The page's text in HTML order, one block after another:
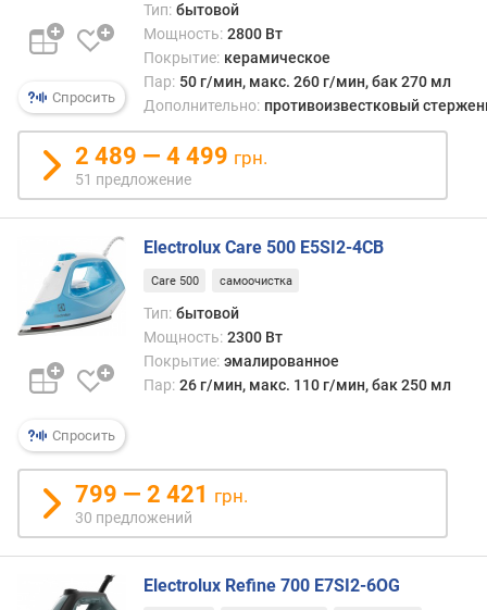
м
)
в
е
с
с
и
с
м
ы
(
г
)
Спросить
Тип: бытовой
Мощность: 2800 Вт
Покрытие: керамическое
Пар: 50 г/мин, макс. 260 г/мин, бак 270 мл
Дополнительно: противоизвестковый
2 489 — 4 499 грн.
51 предложение
Спросить
Electrolux Care 500 E5SI2-4CB
Care 500 самоочистка
Тип: бытовой
Мощность: 2300 Вт
Покрытие: эмалированное
Пар: 26 г/мин, макс. 110 г/мин, бак 250 мл
799 — 2 421 грн.
30 предложений
Electrolux Refine 700 E7SI2-6OG